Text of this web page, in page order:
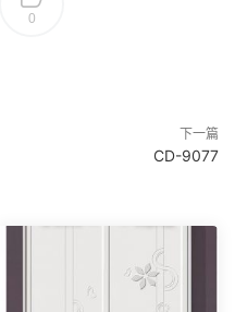
0
下一篇
CD-9077